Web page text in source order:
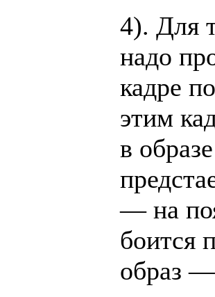
4). Для
надо
кадре
этим
в
— на
боится
образ